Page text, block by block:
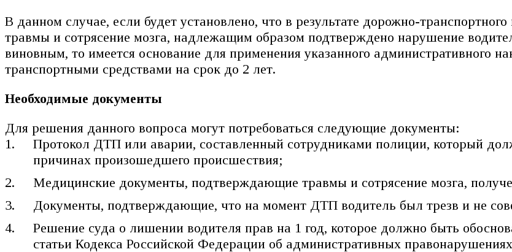
В данном случае, если будет установлено, что в результате дорожно-
травмы и сотрясение мозга, надлежащим образом подтверждено нарушение
виновным, то имеется основание для применения указанного административного
транспортными средствами на срок до 2 лет.
Необходимые документы
Для решения данного вопроса могут потребоваться следующие документы:
Протокол ДТП или аварии, составленный сотрудниками полиции, который
причинах произошедшего происшествия;
Медицинские документы, подтверждающие травмы и сотрясение мозга,
Документы, подтверждающие, что на момент ДТП водитель был трезв и не
Решение суда о лишении водителя прав на 1 год, которое должно быть
статьи Кодекса Российской Федерации об административных